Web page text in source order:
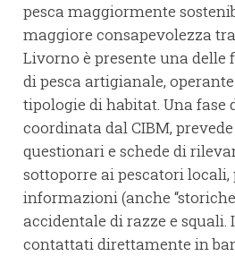
pesca maggiormente
maggiore consapevolezza
Livorno è presente una delle
di pesca artigianale,
tipologie di habitat. Una fase
coordinata dal CIBM,
questionari e schede di
sottoporre ai pescatori locali,
informazioni (anche
accidentale di razze e squali.
contattati direttamente in